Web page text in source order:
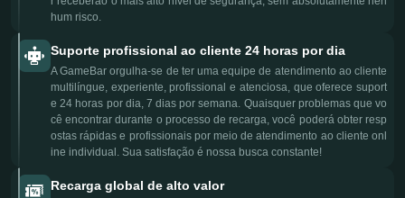
hum risco.
Suporte profissional ao cliente 24 horas por dia
A GameBar orgulha-se de ter uma equipe de atendimento ao cliente
multilíngue, experiente, profissional e atenciosa, que oferece suport
e 24 horas por dia, 7 dias por semana. Quaisquer problemas que vo
cê encontrar durante o processo de recarga, você poderá obter resp
ostas rápidas e profissionais por meio de atendimento ao cliente onl
ine individual. Sua satisfação é nossa busca constante!
Recarga global de alto valor